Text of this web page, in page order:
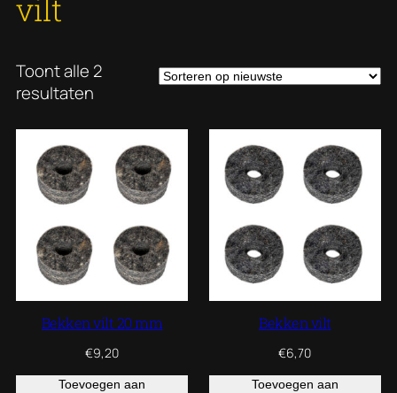
vilt
Toont alle 2
resultaten Gesorteerd
nieuwste
Bekken vilt 20 mm
€9,20
Toevoegen aan
Bekken vilt
€6,70
Toevoegen aan